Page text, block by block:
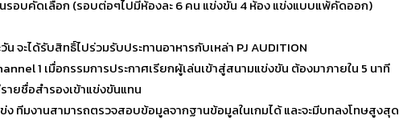
นรอบคัดเลือก (รอบต่อๆไปมีห้องละ 6 คน แข่งขัน 4 ห้อง แข่งแบบแพ้คัดออก)
จะได้รับสิทธิ์ไปร่วมรับประทานอาหารกับเหล่า PJ AUDITION
1 เมื่อกรรมการประกาศเรียกผู้เล่นเข้าสู่สนามแข่งขัน ต้องมาภายใน 5 นาที
ายชื่อสำรองเข้าแข่งขันแทน
ง ทีมงานสามารถตรวจสอบข้อมูลจากฐานข้อมูลในเกมได้ และจะมีบทลงโทษสูงสุด